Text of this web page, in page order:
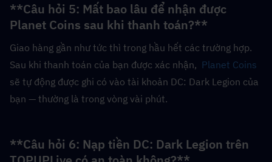
**Câu hỏi 5: Mất bao lâu để nhận được
Planet Coins sau khi thanh toán?**
Giao hàng gần như tức thì trong hầu hết các trường hợp.
Sau khi thanh toán của bạn được xác nhận, Planet Coins
sẽ tự động được ghi có vào tài khoản DC: Dark Legion của
bạn — thường là trong vòng vài phút.
**Câu hỏi 6: Nạp tiền DC: Dark Legion trên